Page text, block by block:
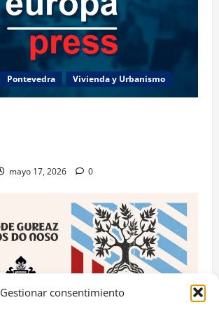
Gestionar consentimiento
Pontevedra Vivienda y Urbanismo
mayo 17, 2026 0